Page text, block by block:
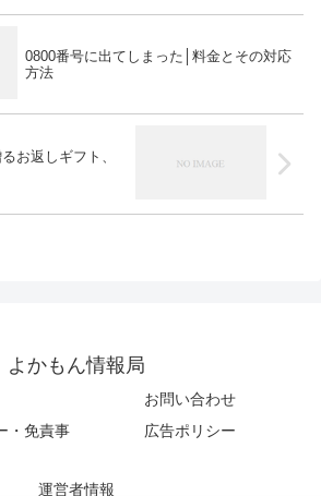
0800番号に出てしまった│料金とその対応
方法
お返しギフト、
よかもん情報局
お問い合わせ
・免責事
広告ポリシー
運営者情報